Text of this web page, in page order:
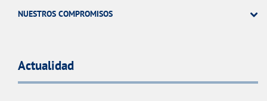
NUESTROS COMPROMISOS
Actualidad